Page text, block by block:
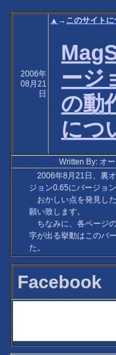
2006年
08月21
日
▲ → このサイトに
ージ
の動
につ
Written By: オ
2006年8月21日、裏
ジョン0.65にバージョ
おかしい点を発見し
願い致します。
ちなみに、各ページ
字が出る挙動はこのバ
た。
Facebook